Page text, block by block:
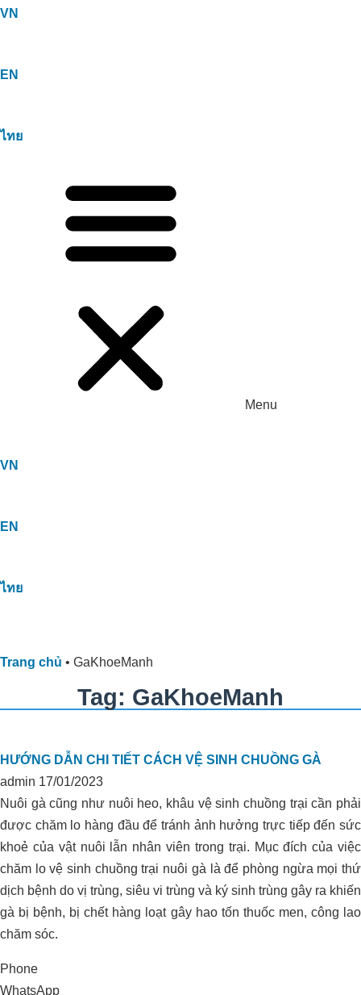
VN
EN
ไทย
Menu
VN
EN
ไทย
Trang chủ • GaKhoeManh
Tag: GaKhoeManh
HƯỚNG DẪN CHI TIẾT CÁCH VỆ SINH CHUỒNG GÀ
admin 17/01/2023
Nuôi gà cũng như nuôi heo, khâu vệ sinh chuồng trại cần phải
được chăm lo hàng đầu để tránh ảnh hưởng trực tiếp đến sức
khoẻ của vật nuôi lẫn nhân viên trong trại. Mục đích của việc
chăm lo vệ sinh chuồng trại nuôi gà là để phòng ngừa mọi thứ
dịch bệnh do vị trùng, siêu vi trùng và ký sinh trùng gây ra khiến
gà bị bệnh, bị chết hàng loạt gây hao tốn thuốc men, công lao
chăm sóc.
Phone
WhatsApp